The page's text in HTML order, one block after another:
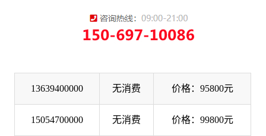
13639400000 无消费 价格：95800元
15054700000 无消费 价格：99800元